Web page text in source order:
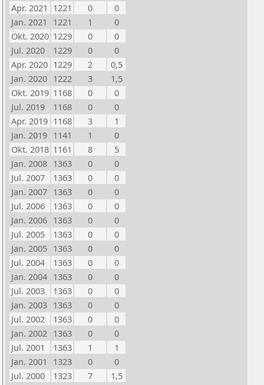
Apr. 2021 1221 0
0
Jan. 2021
1221 1
0
Okt. 2020 1229 0
0
Jul. 2020
1229 0
0
Apr. 2020 1229 2
0,5
Jan. 2020 1222 3
1,5
Okt. 2019 1168 0
0
Jul. 2019
1168 0
0
Apr. 2019 1168 3
1
Jan. 2019 1141 1
0
Okt. 2018 1161 8
5
Jan. 2008 1363 0
0
Jul. 2007
1363 0
0
Jan. 2007 1363 0
0
Jul. 2006
1363 0
0
Jan. 2006 1363 0
0
Jul. 2005
1363 0
0
Jan. 2005 1363 0
0
Jul. 2004
1363 0
0
Jan. 2004 1363 0
0
Jul. 2003
1363 0
0
Jan. 2003 1363 0
0
Jul. 2002
1363 0
0
Jan. 2002 1363 0
0
Jul. 2001
1363 1
1
Jan. 2001
1323 0
0
Jul. 2000
1323 7
1,5